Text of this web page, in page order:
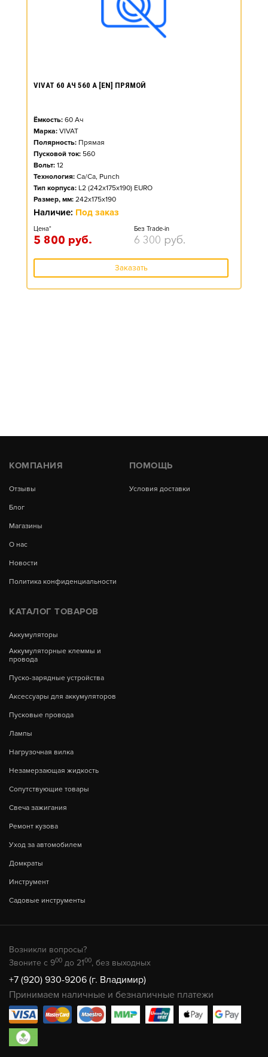
VIVAT 60 АЧ 560 А [EN] ПРЯМОЙ
Ёмкость: 60 Ач
Марка: VIVAT
Полярность: Прямая
Пусковой ток: 560
Вольт: 12
Технология: Ca/Ca, Punch
Тип корпуса: L2 (242x175x190) EURO
Размер, мм: 242x175x190
Наличие: Под заказ
Цена*
5 800 руб.
Без Trade-in
6 300 руб.
Заказать
КОМПАНИЯ
Отзывы
Блог
Магазины
О нас
Новости
Политика конфиденциальности
ПОМОЩЬ
Условия доставки
КАТАЛОГ ТОВАРОВ
Аккумуляторы
Аккумуляторные клеммы и
провода
Пуско-зарядные устройства
Аксессуары для аккумуляторов
Пусковые провода
Лампы
Нагрузочная вилка
Незамерзающая жидкость
Сопутствующие товары
Свеча зажигания
Ремонт кузова
Уход за автомобилем
Домкраты
Инструмент
Садовые инструменты
Возникли вопросы?
Звоните с 900 до 2100, без выходных
+7 (920) 930-9206 (г. Владимир)
Принимаем наличные и безналичные платежи